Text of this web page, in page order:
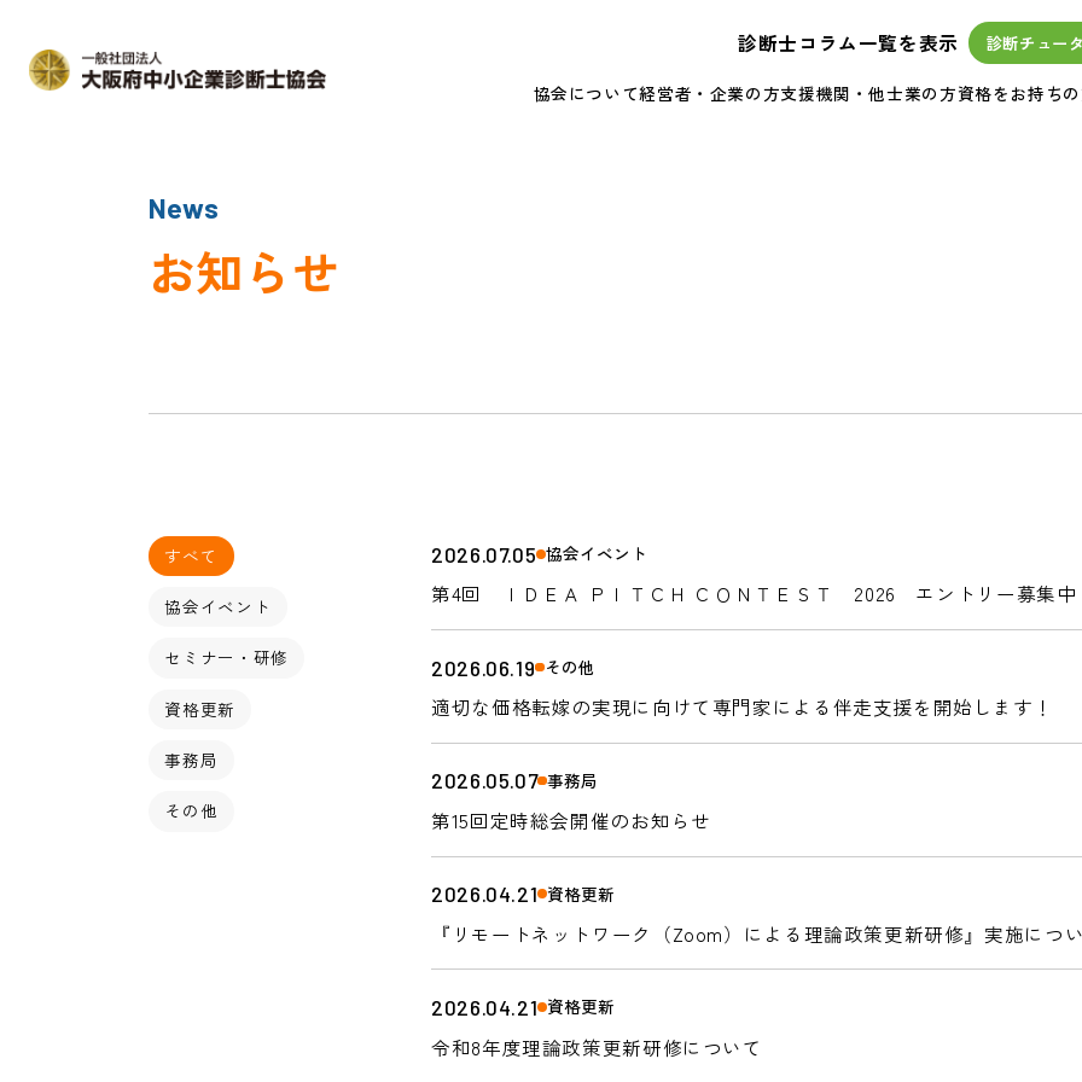
診断士コラム一覧を表示 診断チュー
協会について経営者・企業の方支援機関・他士業の方資格をお持ち
News
お知らせ
すべて
協会イベント
セミナー・研修
資格更新
事務局
その他
2026.07.05 協会イベント
第4回 ＩＤＥＡ ＰＩＴＣＨ ＣＯＮＴＥＳＴ 2026 エントリー募集中
2026.06.19 その他
適切な価格転嫁の実現に向けて専門家による伴走支援を開始します！
2026.05.07 事務局
第15回定時総会開催のお知らせ
2026.04.21 資格更新
『リモートネットワーク（Zoom）による理論政策更新研修』実施につ
2026.04.21 資格更新
令和8年度理論政策更新研修について